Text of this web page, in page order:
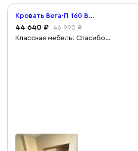
Кровать Вега-П 160 Велюр Бежевый
44 640
46 990
Классная мебель! Спасибо